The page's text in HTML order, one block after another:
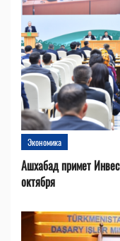
Экономика
Ашхабад примет
октября